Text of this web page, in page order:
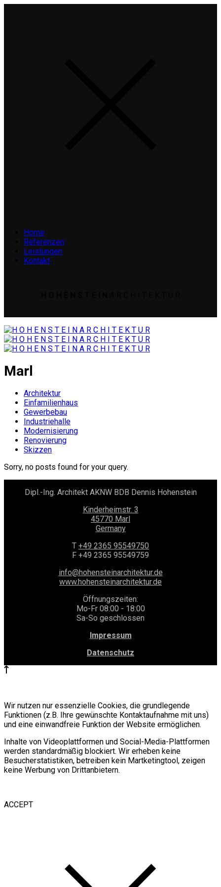
Home
Referenzen
Leistungen
Kontakt
Marl
Architektur
Einfamilienhaus
Gewerbebau
Industriehalle
Modernisierung
Renovierung
Skizzen
Sorry, no posts found for your query.
Dipl.-Ing. Architekt AKNW BDB Dennis Hohenstein
Kinderheimstr. 3
45770 Marl
Germany
T +49 2365 95549750
F +49 2365 95549759
info@hohensteinarchitektur.de
www.hohensteinarchitektur.de
Öffnungszeiten:
Mo-Fr 08:00 - 18:00
Sa-So geschlossen
Impressum
Datenschutz
Wir nutzen nur essenzielle Cookies, die grundlegende
Funktionen (z.B. Ihre gewünschte Kontaktaufnahme mit uns)
und eine einwandfreie Funktion der Website ermöglichen.
Inhalte von Videoplattformen und Social-Media-Plattformen
werden standardmäßig blockiert. Wir erheben keine
Besucherstatistiken, betreiben kein Martketingtool, zeigen
keine Werbung von Drittanbietern.
ACCEPT